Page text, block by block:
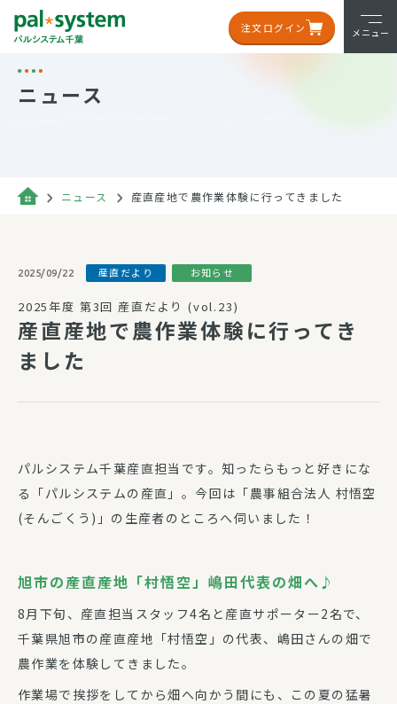
注文ログイン メニュー
ニュース
ニュース 産直産地で農作業体験に行ってきました
2025/09/22 産直だより お知らせ
2025年度 第3回 産直だより (vol.23)
産直産地で農作業体験に行ってき
ました
パルシステム千葉産直担当です。知ったらもっと好きにな
る「パルシステムの産直」。今回は「農事組合法人 村悟空
(そんごくう)」の生産者のところへ伺いました！
旭市の産直産地「村悟空」嶋田代表の畑へ♪
8月下旬、産直担当スタッフ4名と産直サポーター2名で、
千葉県旭市の産直産地「村悟空」の代表、嶋田さんの畑で
農作業を体験してきました。
作業場で挨拶をしてから畑へ向かう間にも、この夏の猛暑